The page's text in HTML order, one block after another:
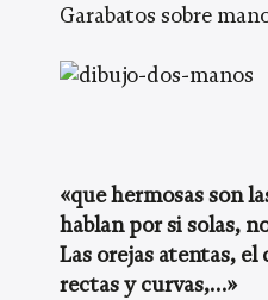
Garabatos sobre
«que hermosas son
hablan por si solas,
Las orejas atentas, el
rectas y curvas,…»